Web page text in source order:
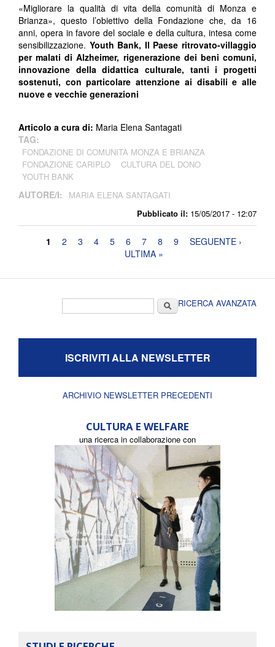
Pubblicato il: 15/05/2017 - 12:07
«Migliorare la qualità di vita della comunità di Monza e
Brianza», questo l’obiettivo della Fondazione che, da 16
anni, opera in favore del sociale e della cultura, intesa come
sensibilizzazione. Youth Bank, Il Paese ritrovato-villaggio
per malati di Alzheimer, rigenerazione dei beni comuni,
innovazione della didattica culturale, tanti i progetti
sostenuti, con particolare attenzione ai disabili e alle
nuove e vecchie generazioni
Articolo a cura di: Maria Elena Santagati
TAG:
FONDAZIONE DI COMUNITÀ MONZA E BRIANZA
FONDAZIONE CARIPLO
CULTURA DEL DONO
YOUTH BANK
AUTORE/I: MARIA ELENA SANTAGATI
Pagine
1 2 3 4 5 6 7 8 9
SEGUENTE ›
ULTIMA »
CercaRICERCA AVANZATA
ISCRIVITI ALLA NEWSLETTER
ARCHIVIO NEWSLETTER PRECEDENTI
CULTURA E WELFARE
una ricerca in collaborazione con